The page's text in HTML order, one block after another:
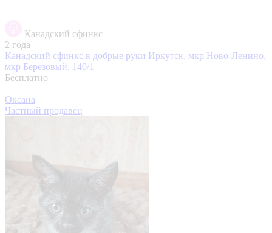
Канадский сфинкс
2 года
Канадский сфинкс в добрые руки Иркутск, мкр Ново-Ленино,
мкр Берёзовый, 140/1
Бесплатно
Оксана
Частный продавец